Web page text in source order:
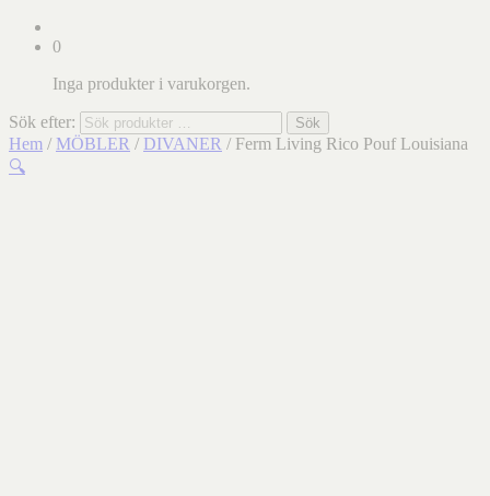
0
Inga produkter i varukorgen.
Sök efter: Sök
Hem / MÖBLER / DIVANER / Ferm Living Rico Pouf Louisiana
🔍